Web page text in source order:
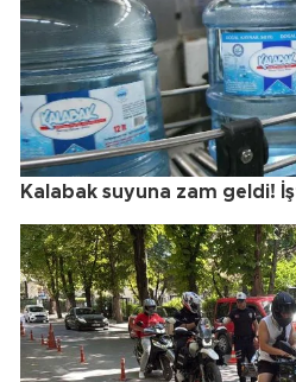
Kalabak suyuna zam geldi!